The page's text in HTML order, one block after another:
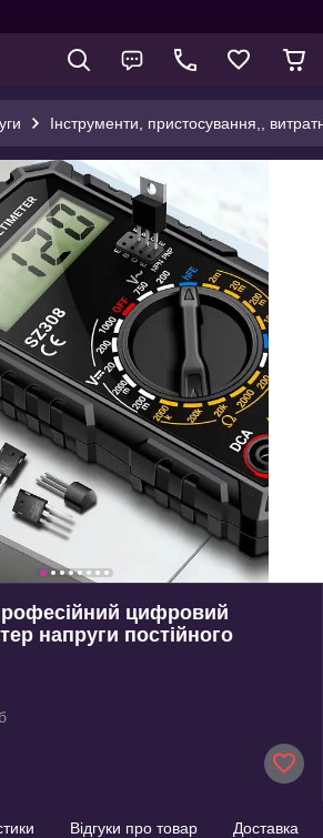
Інструменти, пристосування,,
цифровий
напруги постійного
Відгуки про товар Доставка